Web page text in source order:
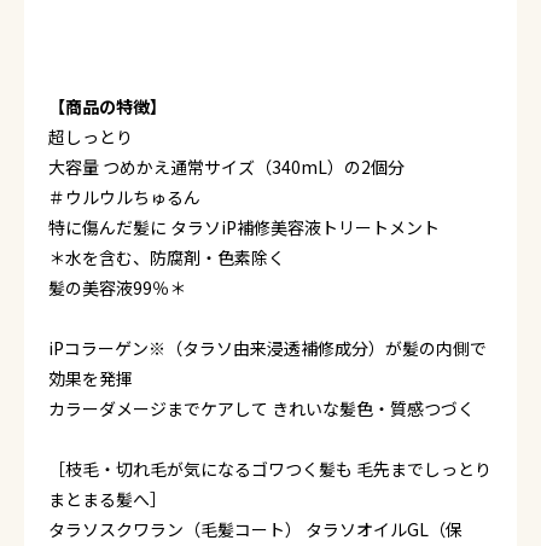
【商品の特徴】
超しっとり
大容量 つめかえ通常サイズ（340mL）の2個分
＃ウルウルちゅるん
特に傷んだ髪に タラソiP補修美容液トリートメント
＊水を含む、防腐剤・色素除く
髪の美容液99％＊
iPコラーゲン※（タラソ由来浸透補修成分）が髪の内側で
効果を発揮
カラーダメージまでケアして きれいな髪色・質感つづく
［枝毛・切れ毛が気になるゴワつく髪も 毛先までしっとり
まとまる髪へ］
タラソスクワラン（毛髪コート） タラソオイルGL（保